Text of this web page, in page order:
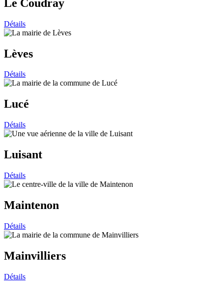
Le Coudray
Détails
Lèves
Détails
Lucé
Détails
Luisant
Détails
Maintenon
Détails
Mainvilliers
Détails